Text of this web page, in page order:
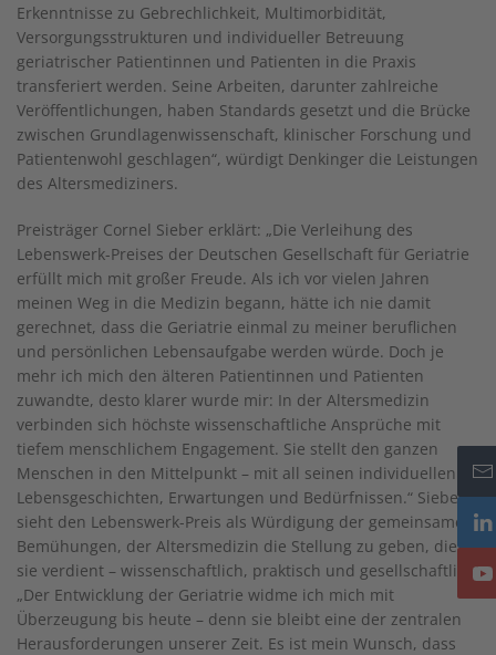
Erkenntnisse zu Gebrechlichkeit, Multimorbidität,
Versorgungsstrukturen und individueller Betreuung
geriatrischer Patientinnen und Patienten in die Praxis
transferiert werden. Seine Arbeiten, darunter zahlreiche
Veröffentlichungen, haben Standards gesetzt und die Brücke
zwischen Grundlagenwissenschaft, klinischer Forschung und
Patientenwohl geschlagen“, würdigt Denkinger die Leistungen
des Altersmediziners.
Preisträger Cornel Sieber erklärt: „Die Verleihung des
Lebenswerk-Preises der Deutschen Gesellschaft für Geriatrie
erfüllt mich mit großer Freude. Als ich vor vielen Jahren
meinen Weg in die Medizin begann, hätte ich nie damit
gerechnet, dass die Geriatrie einmal zu meiner beruflichen
und persönlichen Lebensaufgabe werden würde. Doch je
mehr ich mich den älteren Patientinnen und Patienten
zuwandte, desto klarer wurde mir: In der Altersmedizin
verbinden sich höchste wissenschaftliche Ansprüche mit
tiefem menschlichem Engagement. Sie stellt den ganzen
Menschen in den Mittelpunkt – mit all seinen individuellen
Lebensgeschichten, Erwartungen und Bedürfnissen.“ Sieber
sieht den Lebenswerk-Preis als Würdigung der gemeinsamen
Bemühungen, der Altersmedizin die Stellung zu geben, die
sie verdient – wissenschaftlich, praktisch und gesellschaftlich.
„Der Entwicklung der Geriatrie widme ich mich mit
Überzeugung bis heute – denn sie bleibt eine der zentralen
Herausforderungen unserer Zeit. Es ist mein Wunsch, dass